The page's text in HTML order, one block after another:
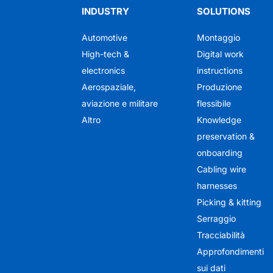
INDUSTRY
Automotive
High-tech &
electronics
Aerospaziale,
aviazione e militare
Altro
SOLUTIONS
Montaggio
Digital work
instructions
Produzione
flessibile
Knowledge
preservation &
onboarding
Cabling wire
harnesses
Picking & kitting
Serraggio
Tracciabilità
Approfondimenti
sui dati